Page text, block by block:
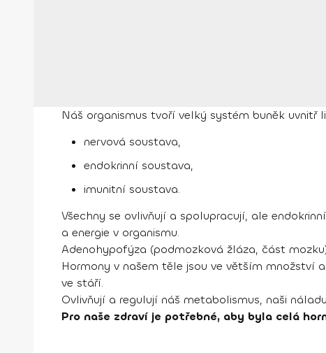
Náš organismus tvoří velký systém buněk uvnitř
nervová soustava,
endokrinní soustava,
imunitní soustava.
Všechny se ovlivňují a spolupracují, ale
a energie v organismu.
Adenohypofýza (podmozková žláza, část
Hormony v našem těle jsou ve větším množství
ve stáří.
Ovlivňují a regulují náš metabolismus, naši
Pro naše zdraví je potřebné, aby byla celá